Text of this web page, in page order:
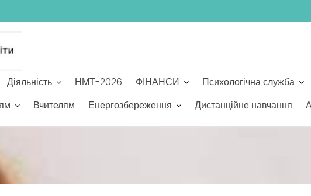
Діяльність НМТ-2026 ФІНАНСИ Психологічна служба
Вчителям Енергозбереження Дистанційне навчання